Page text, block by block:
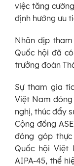
việc tăng
định hướng ưu
Nhân dịp
Quốc hội đã
trưởng đoàn
Sự tham gia
Việt Nam
nghị, thúc đẩy
Cộng đồng
đóng góp
Quốc hội Việt
AIPA-45, thể